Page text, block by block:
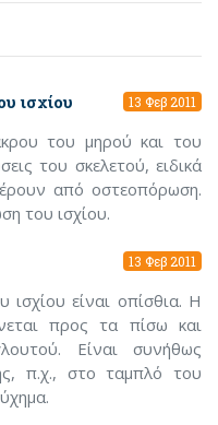
ισχίου 13 Φεβ 2011
του μηρού και του
του σκελετού, ειδικά
από οστεοπόρωση.
του ισχίου.
13 Φεβ 2011
είναι οπίσθια. Η
προς τα πίσω και
Είναι συνήθως
π.χ., στο ταμπλό του